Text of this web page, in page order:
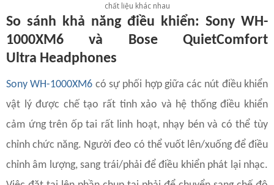
chất liệu khác nhau
So sánh khả năng điều khiển: Sony WH-
1000XM6 và Bose QuietComfort
Ultra Headphones
Sony WH-1000XM6 có sự phối hợp giữa các nút điều khiển
vật lý được chế tạo rất tinh xảo và hệ thống điều khiển
cảm ứng trên ốp tai rất linh hoạt, nhạy bén và có thể tùy
chỉnh chức năng. Người đeo có thể vuốt lên/xuống để điều
chỉnh âm lượng, sang trái/phải để điều khiển phát lại nhạc.